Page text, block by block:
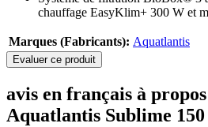
chauffage EasyKlim+ 300 W et
Marques (Fabricants): Aquatlantis
Evaluer ce produit
avis en français à
Aquatlantis Sublime